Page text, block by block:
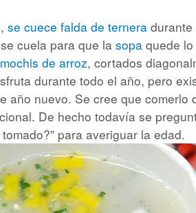
se cuece falda de ternera
cuela para que la sopa quede
mochis de arroz, cortados
durante todo el año, pero
año nuevo. Se cree que comerlo
De hecho todavía se
para averiguar la edad.